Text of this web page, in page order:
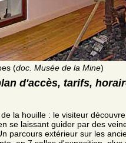
(doc. Musée de la Mine)
d'accès, tarifs,
la houille : le visiteur
se laissant guider par des
parcours extérieur sur les